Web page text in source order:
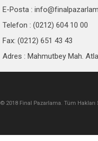
E-Posta :
Telefon : (0212) 604 10 00
Fax: (0212) 651 43 43
Adres : Mahmutbey Mah.
© 2018 Final Pazarlama. Tüm Hakları